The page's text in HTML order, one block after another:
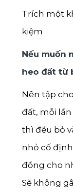
Trích một
kiệm
Nếu muốn
heo đất từ
Nên tập
đất, mỗi
thì đều bỏ
nhỏ cố định
đồng cho
Sẽ không